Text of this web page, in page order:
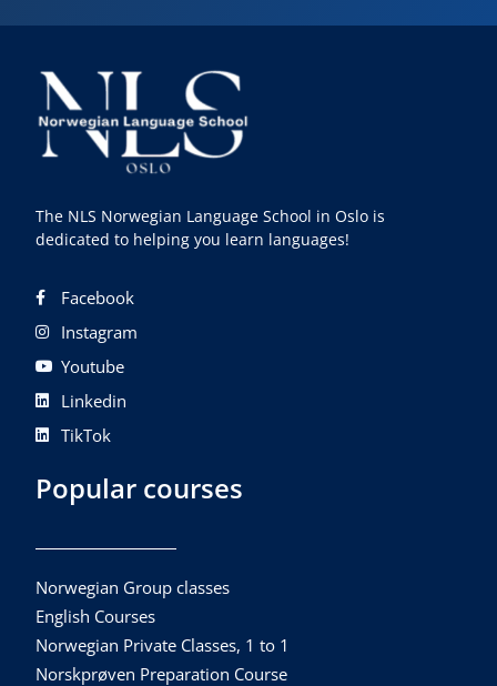
The NLS Norwegian Language School in Oslo is
dedicated to helping you learn languages!
Facebook
Instagram
Youtube
Linkedin
TikTok
Popular courses
Norwegian Group classes
English Courses
Norwegian Private Classes, 1 to 1
Norskprøven Preparation Course